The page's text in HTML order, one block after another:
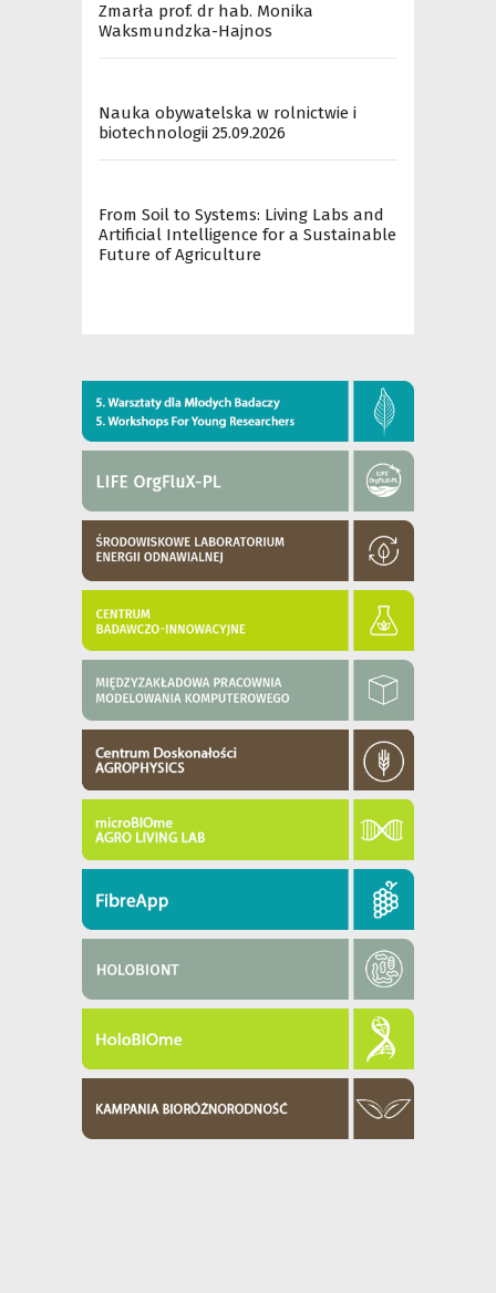
Zmarła prof. dr hab. Monika
Waksmundzka-Hajnos
Nauka obywatelska w rolnictwie i
biotechnologii 25.09.2026
From Soil to Systems: Living Labs and
Artificial Intelligence for a Sustainable
Future of Agriculture